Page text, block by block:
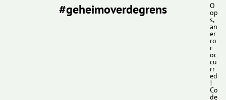
#geheimoverdegrens O
op
s,
an
er
ro
r
oc
cu
rr
ed
!
Co
de